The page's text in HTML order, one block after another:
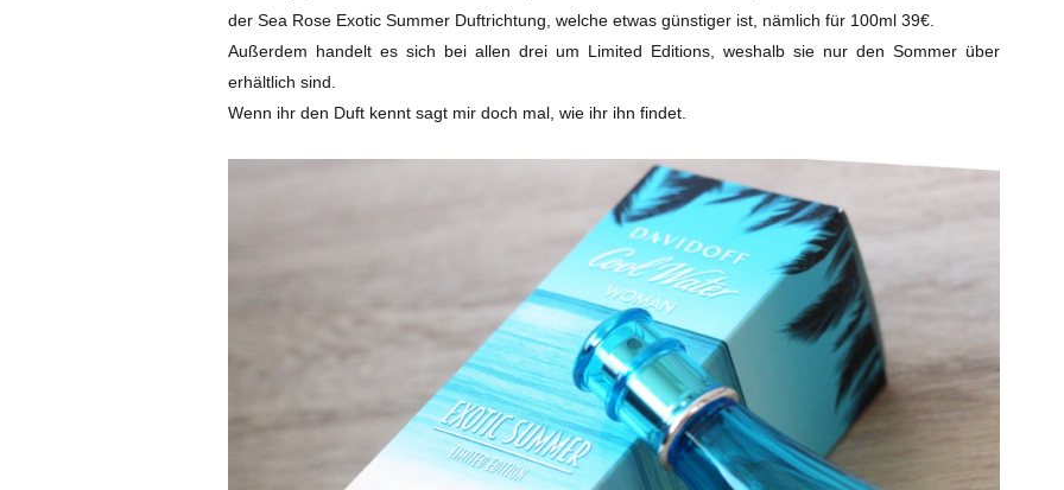
der Sea Rose Exotic Summer Duftrichtung, welche etwas günstiger ist, nämlich für 100ml 39€.
Außerdem handelt es sich bei allen drei um Limited Editions, weshalb sie nur den Sommer über
erhältlich sind.
Wenn ihr den Duft kennt sagt mir doch mal, wie ihr ihn findet.